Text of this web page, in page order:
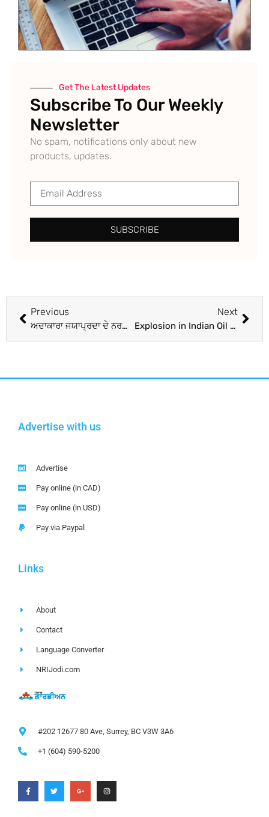
Get The Latest Updates
Subscribe To Our Weekly
Newsletter
No spam, notifications only about new
products, updates.
SUBSCRIBE
Previous
ਅਦਾਕਾਰਾ ਜਯਾਪ੍ਰਦਾ ਦੇ ਨਰਸਿੰਗ ਕਾਲਜ ‘ਤੇ ਛਾਪਾ, ਦਿੱਲੀ ਅਤੇ ਮੁੰਬਈ ‘ਚ ਵੀ ਭਾਲ ਰਹੀ ਪੁਲਿਸ; ਅਦਾਲਤ ਨੇ ਦਿੱਤੇ ਹਨ ਇਹ ਆਦੇਸ਼
Next
Explosion in Indian Oil Plant : ਚੇਨਈ ‘ਚ ਇੰਡੀਅਨ ਆਇਲ ਪਲਾਂਟ ‘ਚ ਧਮਾਕਾ, ਹਾਦਸੇ ‘ਚ ਇਕ ਮੁਲਾਜ਼ਮ ਦੀ ਮੌਤ; ਇਕ ਜ਼ਖ਼ਮੀ
Advertise with us
Advertise
Pay online (in CAD)
Pay online (in USD)
Pay via Paypal
Links
About
Contact
Language Converter
NRIJodi.com
#202 12677 80 Ave, Surrey, BC V3W 3A6
+1 (604) 590-5200